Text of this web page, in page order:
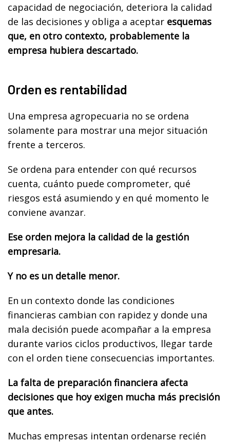
capacidad de negociación, deteriora la calidad
de las decisiones y obliga a aceptar esquemas
que, en otro contexto, probablemente la
empresa hubiera descartado.
Orden es rentabilidad
Una empresa agropecuaria no se ordena
solamente para mostrar una mejor situación
frente a terceros.
Se ordena para entender con qué recursos
cuenta, cuánto puede comprometer, qué
riesgos está asumiendo y en qué momento le
conviene avanzar.
Ese orden mejora la calidad de la gestión
empresaria.
Y no es un detalle menor.
En un contexto donde las condiciones
financieras cambian con rapidez y donde una
mala decisión puede acompañar a la empresa
durante varios ciclos productivos, llegar tarde
con el orden tiene consecuencias importantes.
La falta de preparación financiera afecta
decisiones que hoy exigen mucha más precisión
que antes.
Muchas empresas intentan ordenarse recién